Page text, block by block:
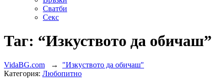
Сватби
Секс
Таг: “Изкуството да обичаш”
VidaBG.com → "Изкуството да обичаш"
Категория: Любопитно